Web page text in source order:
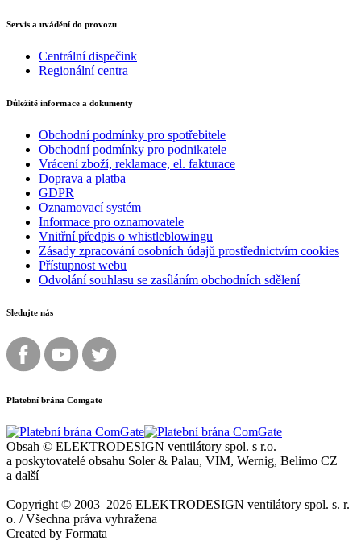
Servis a uvádění do provozu
Centrální dispečink
Regionální centra
Důležité informace a dokumenty
Obchodní podmínky pro spotřebitele
Obchodní podmínky pro podnikatele
Vrácení zboží, reklamace, el. fakturace
Doprava a platba
GDPR
Oznamovací systém
Informace pro oznamovatele
Vnitřní předpis o whistleblowingu
Zásady zpracování osobních údajů prostřednictvím cookies
Přístupnost webu
Odvolání souhlasu se zasíláním obchodních sdělení
Sledujte nás
Platební brána Comgate
Obsah © ELEKTRODESIGN ventilátory spol. s r.o.
a poskytovatelé obsahu Soler & Palau, VIM, Wernig, Belimo CZ
a další
Copyright © 2003–2026 ELEKTRODESIGN ventilátory spol. s. r.
o. / Všechna práva vyhražena
Created by Formata